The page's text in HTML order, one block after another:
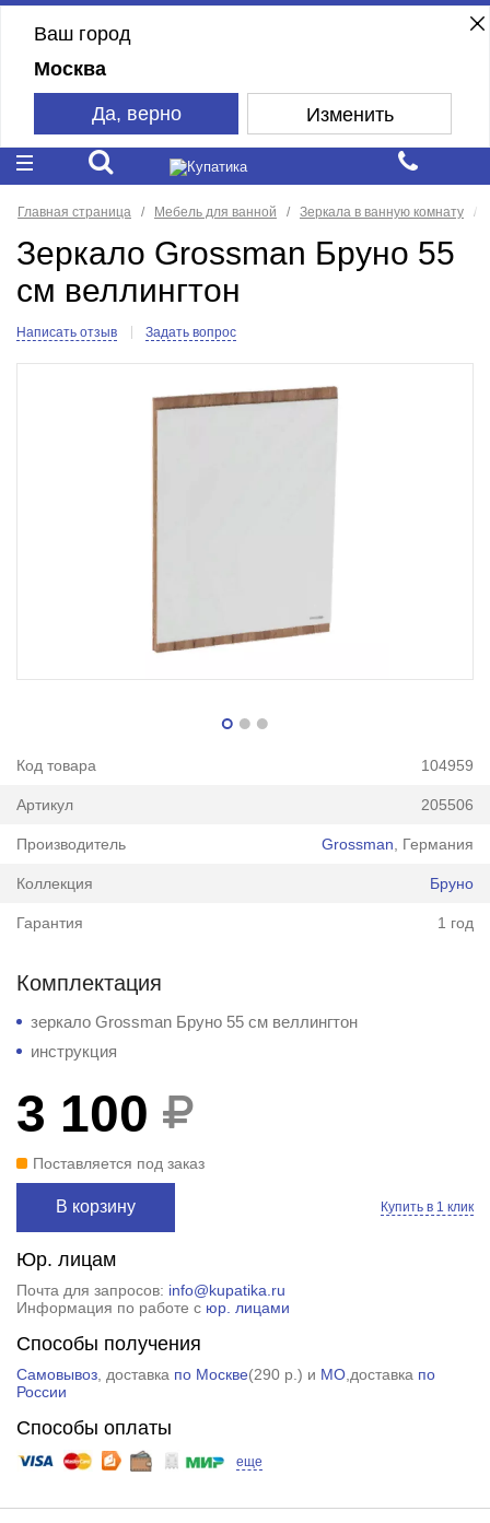
Ваш город
Москва
Да, верно Изменить
Главная страница Мебель для ванной Зеркала в ванную комнату
Зеркало Grossman Бруно 55
см веллингтон
Написать отзыв Задать вопрос
Код товара 104959
Артикул 205506
Производитель Grossman , Германия
Коллекция Бруно
Гарантия 1 год
Комплектация
зеркало Grossman Бруно 55 см веллингтон
инструкция
3 100
Поставляется под заказ
В корзину Купить в 1 клик
Юр. лицам
Почта для запросов: info@kupatika.ru
Информация по работе с юр. лицами
Способы получения
Самовывоз, доставка по Москве(290 р. ) и МО,доставка по
России
Способы оплаты
еще